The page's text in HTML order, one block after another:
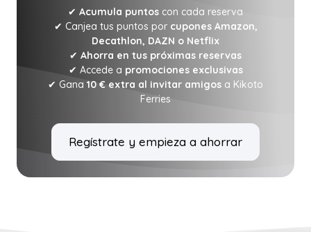
✔ Acumula puntos con cada reserva
✔ Canjea tus puntos por cupones Amazon,
Decathlon, DAZN o Netflix
✔ Ahorra en tus próximas reservas
✔ Accede a promociones exclusivas
✔ Gana 10 € extra al invitar amigos a Kikoto
Ferries
Regístrate y empieza a ahorrar